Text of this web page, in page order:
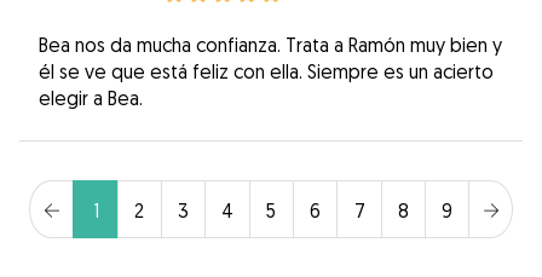
Bea nos da mucha confianza. Trata a Ramón muy bien y
él se ve que está feliz con ella. Siempre es un acierto
elegir a Bea.
1 2 3 4 5 6 7 8 9